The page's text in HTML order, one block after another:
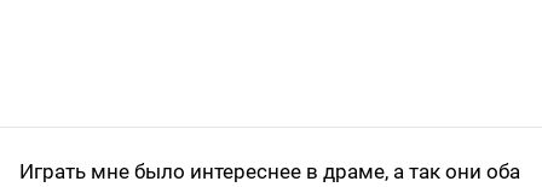
Играть мне было интереснее в драме, а так они оба